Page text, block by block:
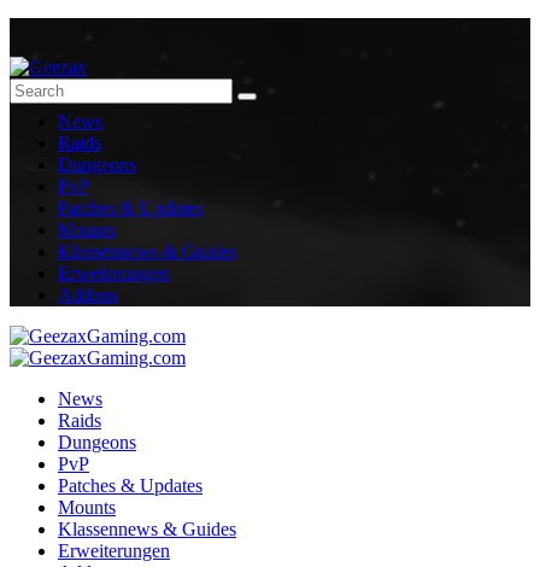
News
Raids
Dungeons
PvP
Patches & Updates
Mounts
Klassennews & Guides
Erweiterungen
Addons
News
Raids
Dungeons
PvP
Patches & Updates
Mounts
Klassennews & Guides
Erweiterungen